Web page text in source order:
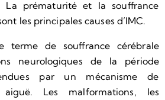
La prématurité et la souffrance
les principales causes d’IMC.
terme de souffrance cérébrale
neurologiques de la période
par un mécanisme de
Les malformations, les